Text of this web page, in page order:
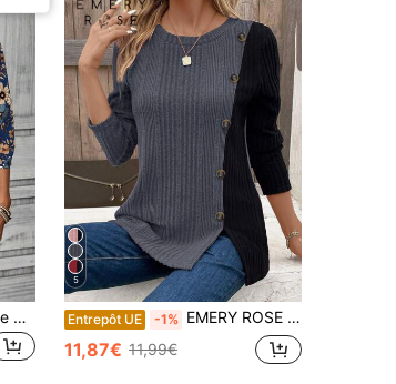
EMERY ROSE Hauts de sortie d'été pour femmes, Blouses pour femmes
5
Entrepôt UE -1% EMERY ROSE T-shirt avec bloc de couleurs et décoration de boutons, t-shirts graphiques pour femmes
11,87€ 11,99€